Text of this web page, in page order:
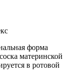
форма
материнской
в ротовой